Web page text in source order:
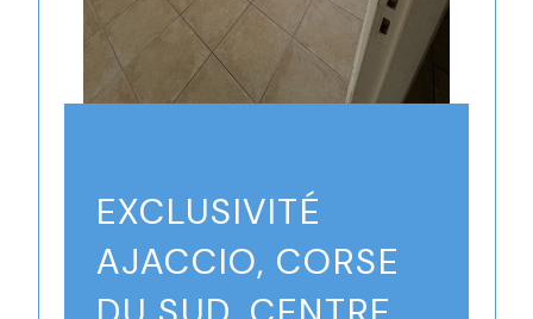
EXCLUSIVITÉ
AJACCIO, CORSE